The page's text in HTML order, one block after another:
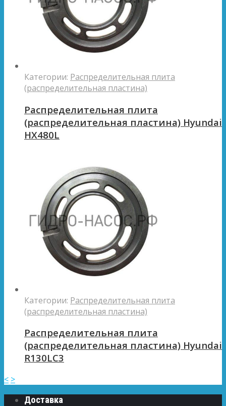
Категории: Распределительная плита
(распределительная пластина)
Распределительная плита
(распределительная пластина) Hyundai
HX480L
Категории: Распределительная плита
(распределительная пластина)
Распределительная плита
(распределительная пластина) Hyundai
R130LC3
< >
Доставка